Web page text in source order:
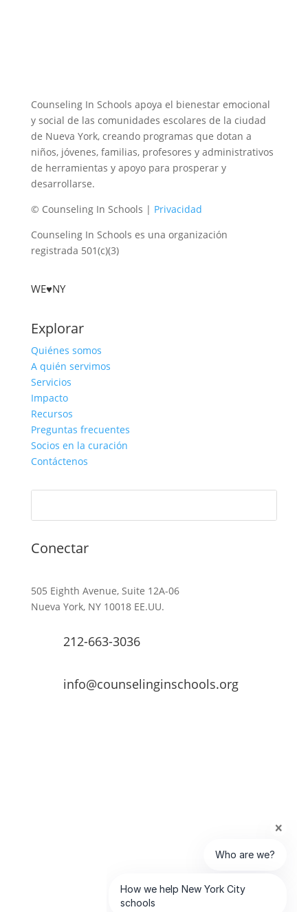
Counseling In Schools apoya el bienestar emocional
y social de las comunidades escolares de la ciudad
de Nueva York, creando programas que dotan a
niños, jóvenes, familias, profesores y administrativos
de herramientas y apoyo para prosperar y
desarrollarse.
© Counseling In Schools | Privacidad
Counseling In Schools es una organización
registrada 501(c)(3)
WE♥NY
Explorar
Quiénes somos
A quién servimos
Servicios
Impacto
Recursos
Preguntas frecuentes
Socios en la curación
Contáctenos
Conectar
505 Eighth Avenue, Suite 12A-06
Nueva York, NY 10018 EE.UU.
212-663-3036
info@counselinginschools.org